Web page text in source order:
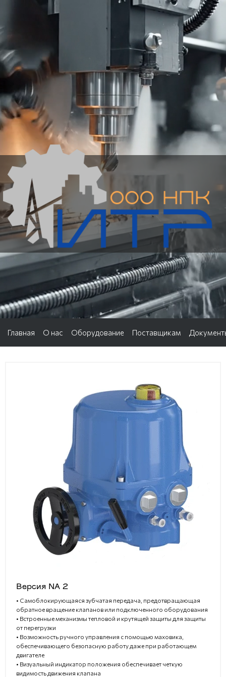
Главная О нас Оборудование Поставщикам
Версия NA 2
• Самоблокирующаяся зубчатая передача, предотвращающая
обратное вращение клапанов или подключенного оборудования
• Встроенные механизмы тепловой и крутящей защиты для защиты
от перегрузки
• Возможность ручного управления с помощью маховика,
обеспечивающего безопасную работу даже при работающем
двигателе
• Визуальный индикатор положения обеспечивает четкую
видимость движения клапана